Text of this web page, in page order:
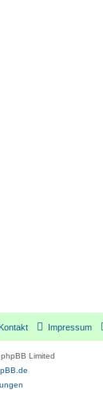
Impressum
Kontakt
Limited